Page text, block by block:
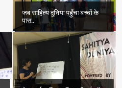
जब साहित्य दुनिया पहुँचा बच्चों के
पास..